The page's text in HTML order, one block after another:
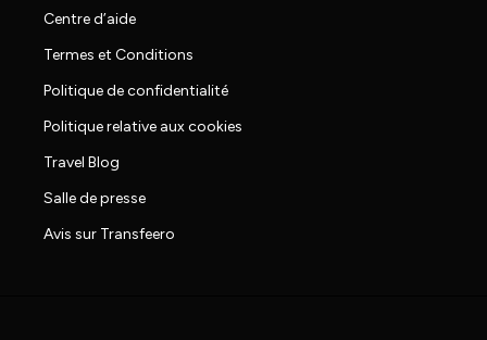
Centre d’aide
Termes et Conditions
Politique de confidentialité
Politique relative aux cookies
Travel Blog
Salle de presse
Avis sur Transfeero